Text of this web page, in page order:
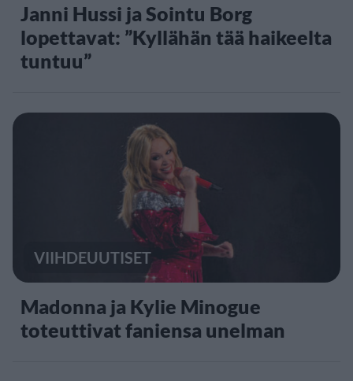
Janni Hussi ja Sointu Borg
lopettavat: ”Kyllähän tää haikeelta
tuntuu”
VIIHDEUUTISET
Madonna ja Kylie Minogue
toteuttivat faniensa unelman